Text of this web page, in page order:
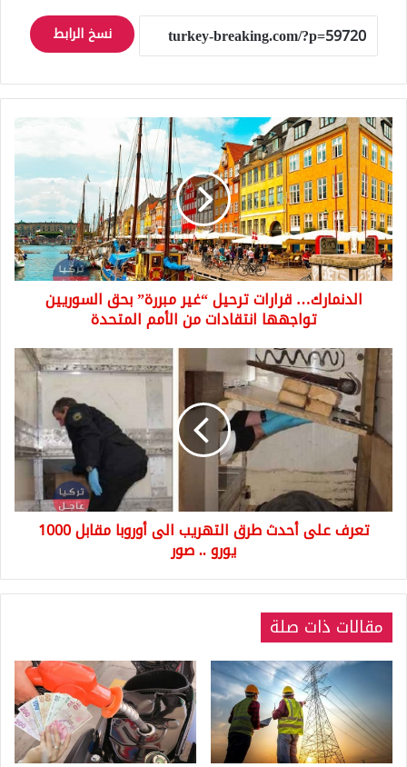
نسخ الرابط
الدنمارك…
قرارات
ترحيل
“غير
مبررة”
بحق
السوريين
تواجهها
انتقادات
الدنمارك… قرارات ترحيل “غير مبررة” بحق السوريين
تواجهها انتقادات من الأمم المتحدة
تعرف
على
أحدث
طرق
التهريب
الى
أوروبا
مقابل
1000
تعرف على أحدث طرق التهريب الى أوروبا مقابل 1000
يورو .. صور
مقالات ذات صلة